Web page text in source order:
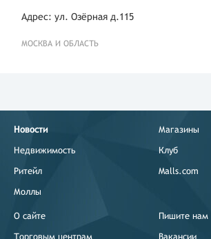
Адрес: ул. Озёрная д.115
МОСКВА И ОБЛАСТЬ
Новости
Недвижимость
Ритейл
Моллы
Магазины
Клуб
Malls.com
О сайте
Торговым центрам
Пишите нам
Вакансии